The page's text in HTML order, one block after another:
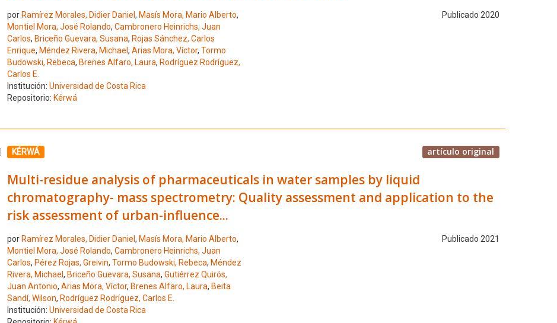
por Ramírez Morales, Didier Daniel , Masís Mora, Mario Alberto,
Montiel Mora, José Rolando, Cambronero Heinrichs, Juan
Carlos, Briceño Guevara, Susana, Rojas Sánchez, Carlos
Enrique, Méndez Rivera, Michael , Arias Mora, Víctor, Tormo
Budowski, Rebeca, Brenes Alfaro, Laura, Rodríguez Rodríguez,
Carlos E.
Publicado 2020
Institución: Universidad de Costa Rica
Repositorio: Kérwá
Seleccione el número de resultado 11
KÉRWÁ artículo original
Multi-residue analysis of pharmaceuticals in water samples by liquid
chromatography- mass spectrometry: Quality assessment and application to the
risk assessment of urban-influence...
por Ramírez Morales, Didier Daniel , Masís Mora, Mario Alberto,
Montiel Mora, José Rolando, Cambronero Heinrichs, Juan
Carlos, Pérez Rojas, Greivin, Tormo Budowski, Rebeca, Méndez
Rivera, Michael , Briceño Guevara, Susana, Gutiérrez Quirós,
Juan Antonio, Arias Mora, Víctor, Brenes Alfaro, Laura, Beita
Sandí, Wilson, Rodríguez Rodríguez, Carlos E.
Publicado 2021
Institución: Universidad de Costa Rica